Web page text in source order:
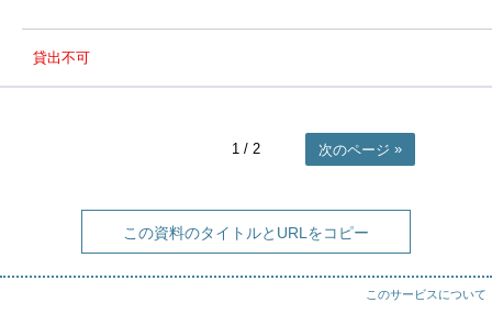
貸出不可
1 / 2 次のページ
この資料のタイトルとURLをコピー
このサービスについて